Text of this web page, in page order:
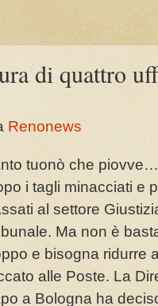
di quattro
Renonews
tuonò che
i tagli minacciati e
al settore
Ma non è
e bisogna ridurre
alle Poste. La
a Bologna ha